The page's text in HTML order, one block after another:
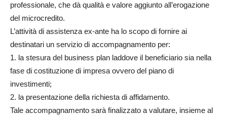
professionale, che dà qualità e valore aggiunto all’erogazione
del microcredito.
L’attività di assistenza ex-ante ha lo scopo di fornire ai
destinatari un servizio di accompagnamento per:
1. la stesura del business plan laddove il beneficiario sia nella
fase di costituzione di impresa ovvero del piano di
investimenti;
2. la presentazione della richiesta di affidamento.
Tale accompagnamento sarà finalizzato a valutare, insieme al